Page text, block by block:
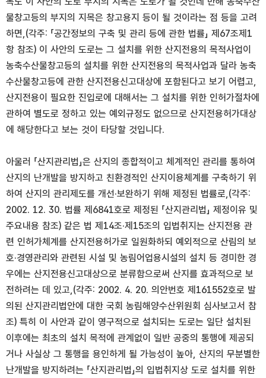
물창고등의 부지의 지목은 창고용지 등이 될 것이라는 점 등을 고려
하면,(각주: 「공간정보의 구축 및 관리 등에 관한 법률」 제67조제1
항 참조) 이 사안의 도로는 그 설치를 위한 산지전용의 목적사업이
농축수산물창고등의 설치를 위한 산지전용의 목적사업과 달라 농축
수산물창고등에 관한 산지전용신고대상에 포함된다고 보기 어렵고,
산지전용이 필요한 진입로에 대해서는 그 설치를 위한 인허가절차에
관하여 별도로 정하고 있는 예외규정도 없으므로 산지전용허가대상
에 해당한다고 보는 것이 타당할 것입니다.
아울러 「산지관리법」은 산지의 종합적이고 체계적인 관리를 통하여
산지의 난개발을 방지하고 친환경적인 산지이용체계를 구축하기 위
하여 산지의 관리제도를 개선·보완하기 위해 제정된 법률로,(각주:
2002. 12. 30. 법률 제6841호로 제정된 「산지관리법」 제정이유 및
주요내용 참조) 같은 법 제14조·제15조의 입법취지는 산지전용 관
련 인허가체계를 산지전용허가로 일원화하되 예외적으로 산림의 보
호·경영관리와 관련된 시설 및 농림어업용시설의 설치 등 경미한 경
우에는 산지전용신고대상으로 분류함으로써 산지를 효과적으로 보
전하려는 데 있고,(각주: 2002. 4. 20. 의안번호 제161552호로 발
의된 산지관리법안에 대한 국회 농림해양수산위원회 심사보고서 참
조) 특히 이 사안과 같이 영구적으로 설치되는 도로는 일단 설치된
이후에는 최초의 설치 목적에 관계없이 일반 공중의 통행에 제공되
거나 사실상 그 통행을 용인하게 될 가능성이 높아, 산지의 무분별한
난개발을 방지하려는 「산지관리법」의 입법취지상 도로 설치를 위한